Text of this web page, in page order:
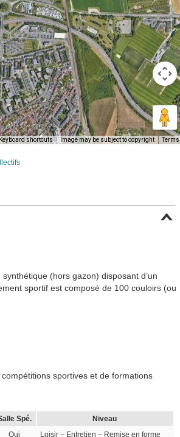
shortcuts Image may be subject to copyright Terms
(hors gazon) disposant d’un
sportif est composé de 100 couloirs (ou
sportives et de formations
Spé.
Niveau
Oui
Loisir – Entretien – Remise en forme